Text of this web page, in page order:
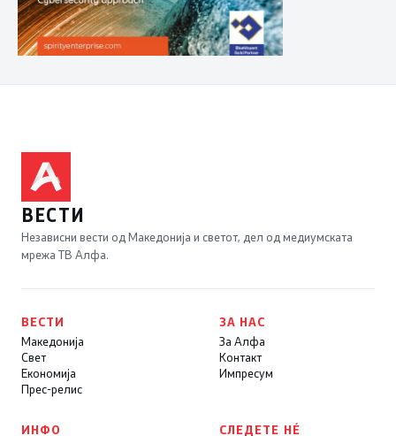
ВЕСТИ
Независни вести од Македонија и светот, дел од медиумската
мрежа ТВ Алфа.
ВЕСТИ
Македонија
Свет
Економија
Прес-релис
ЗА НАС
За Алфа
Контакт
Импресум
ИНФО СЛЕДЕТЕ НÉ